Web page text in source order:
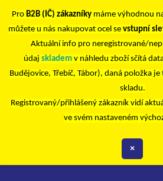
Pro B2B (IČ) zákazníkymáme výhodnou
můžete u nás nakupovat ocel se vstupní
Aktuální info pro neregistrované/
údaj skladem v náhledu zboží sčítá
Budějovice, Třebíč, Tábor), daná položka
skladu.
Registrovaný/přihlášený zákazník vidí
ve svém nastaveném
×